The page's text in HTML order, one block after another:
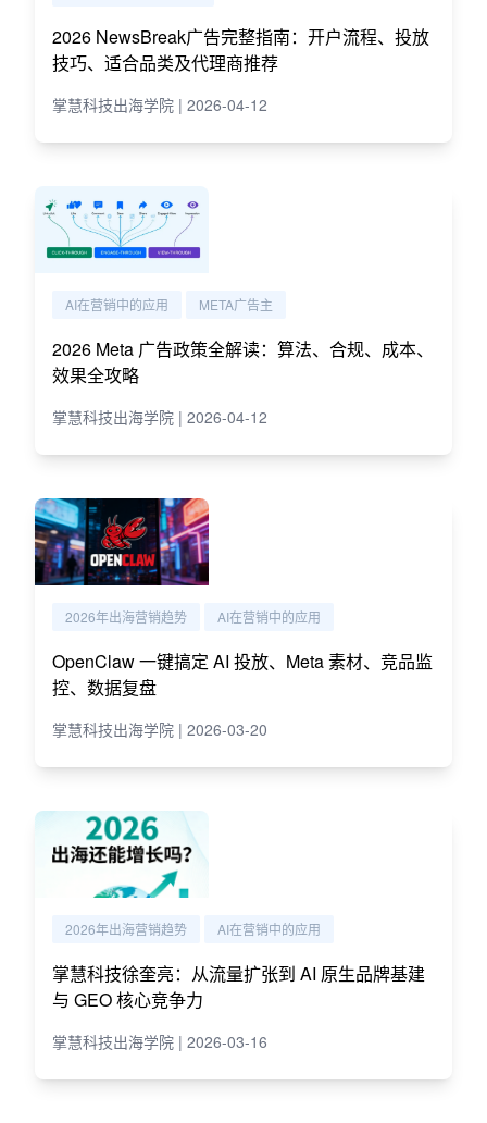
2026 NewsBreak广告完整指南：开户流程、投放
技巧、适合品类及代理商推荐
掌慧科技出海学院 | 2026-04-12
AI在营销中的应用 META广告主
2026 Meta 广告政策全解读：算法、合规、成本、
效果全攻略
掌慧科技出海学院 | 2026-04-12
2026年出海营销趋势 AI在营销中的应用
OpenClaw 一键搞定 AI 投放、Meta 素材、竞品监
控、数据复盘
掌慧科技出海学院 | 2026-03-20
2026年出海营销趋势 AI在营销中的应用
掌慧科技徐奎亮：从流量扩张到 AI 原生品牌基建
与 GEO 核心竞争力
掌慧科技出海学院 | 2026-03-16